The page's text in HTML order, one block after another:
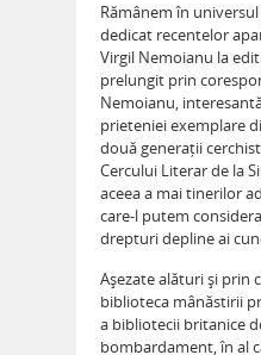
Rămânem în
dedicat recentelor
Virgil Nemoianu la
prelungit prin
Nemoianu,
prieteniei exemplare
două generații
Cercului Literar de la
aceea a mai tinerilor
care-l putem
drepturi depline ai
Așezate alături și prin
biblioteca mânăstirii
a bibliotecii britanice
bombardament, în al